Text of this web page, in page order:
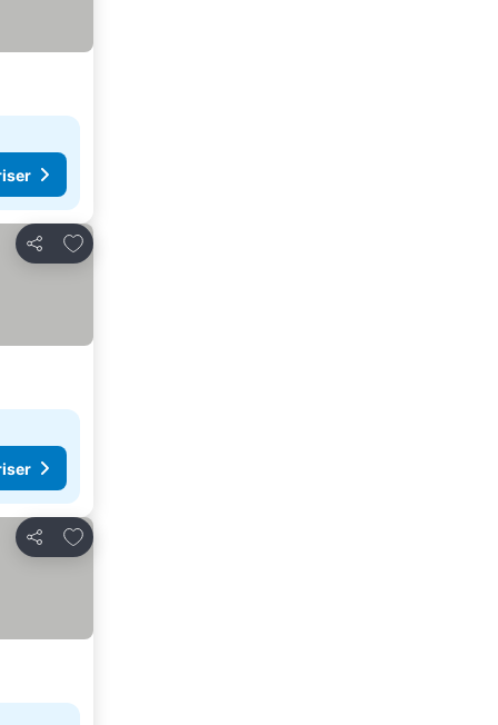
Del
Legg til i favoritter
Del
Legg til i favoritter